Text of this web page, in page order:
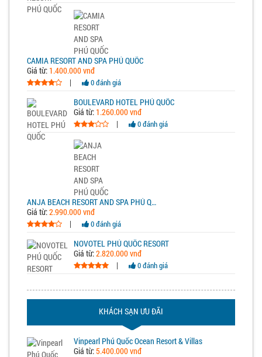
CAMIA RESORT AND SPA PHÚ QUỐC
Giá từ: 1.400.000 vnđ
|
0 đánh giá
BOULEVARD HOTEL PHÚ QUỐC
Giá từ: 1.260.000 vnđ
|
0 đánh giá
ANJA BEACH RESORT AND SPA PHÚ QUỐC
Giá từ:2.990.000 vnđ
|
0 đánh giá
NOVOTEL PHÚ QUỐC RESORT
Giá từ:2.820.000 vnđ
|
0 đánh giá
KHÁCH SẠN ƯU ĐÃI
Vinpearl Phú Quốc Ocean Resort & Villas
Giá từ:5.400.000 vnđ